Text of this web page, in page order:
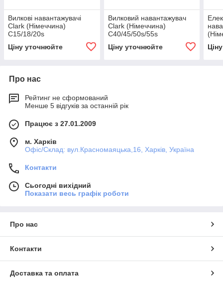
Вилкові навантажувачі
Clark (Німеччина)
C15/18/20s
Ціну уточнюйте
Вилковий навантажувач
Clark (Німеччина)
C40/45/50s/55s
Ціну уточнюйте
Про нас
Рейтинг не сформований
Менше 5 відгуків за останній рік
Працює з 27.01.2009
м. Харків
Офіс/Склад: вул.Красномаяцька,16, Харків, Україна
Контакти
Сьогодні вихідний
Показати весь графік роботи
Про нас
Контакти
Доставка та оплата